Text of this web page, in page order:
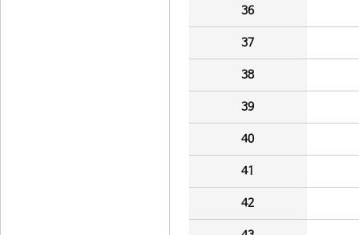
36
37
38
39
40
41
42